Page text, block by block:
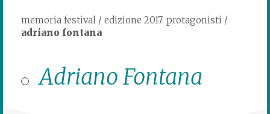
memoria festival / edizione 2017: protagonisti /
adriano fontana
Adriano Fontana